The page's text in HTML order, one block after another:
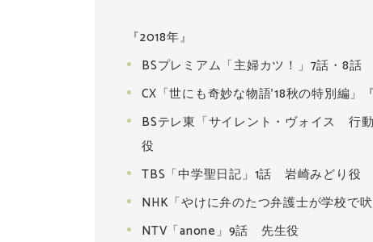
『2018年』
BSプレミアム「主婦カツ！」7話・8
CX「世にも奇妙な物語'18秋の特別編」
BSテレ東「サイレント・ヴォイス 行
役
TBS「中学聖日記」1話 岩崎みどり役
NHK「やけに弁のたつ弁護士が学校で
NTV「anone」9話 先生役